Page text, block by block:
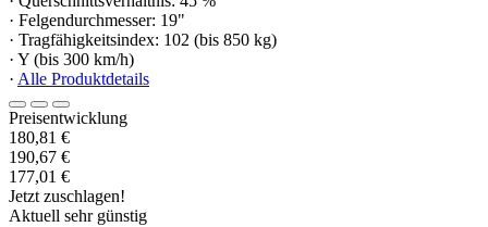
· Felgendurchmesser: 19"
· Tragfähigkeitsindex: 102 (bis 850 kg)
· Y (bis 300 km/h)
· Alle Produktdetails
Preisentwicklung
180,81 €
190,67 €
177,01 €
Jetzt zuschlagen!
Aktuell sehr günstig